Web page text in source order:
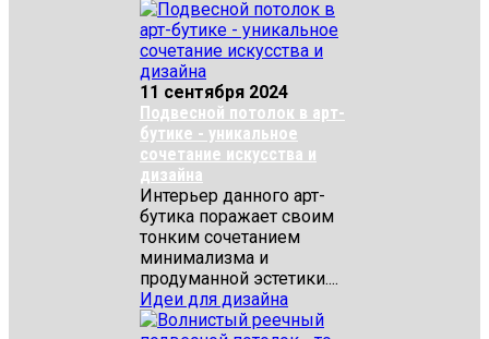
11 сентября 2024
Подвесной потолок в арт-
бутике - уникальное
сочетание искусства и
дизайна
Интерьер данного арт-
бутика поражает своим
тонким сочетанием
минимализма и
продуманной эстетики....
Идеи для дизайна